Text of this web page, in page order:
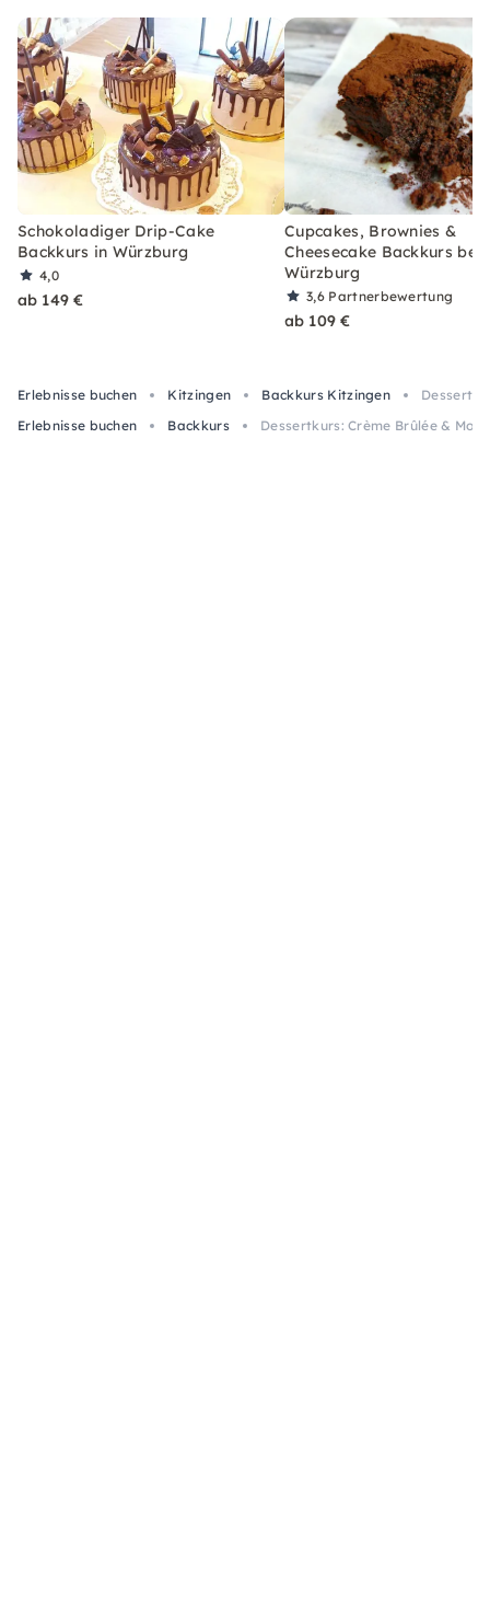
Schokoladiger Drip-Cake
Backkurs in Würzburg
4,0
ab 149 €
Cupcakes, Brownies &
Cheesecake Backkurs bei
Würzburg
3,6 Partnerbewertung
ab 109 €
Erlebnisse buchen Kitzingen Backkurs Kitzingen
Erlebnisse buchen
Backkurs Dessertkurs: Crème Brûlée &